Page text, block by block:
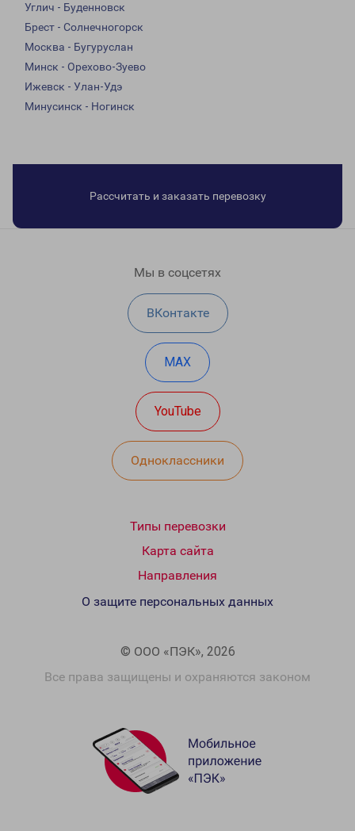
Углич - Буденновск
Брест - Солнечногорск
Москва - Бугуруслан
Минск - Орехово-Зуево
Ижевск - Улан-Удэ
Минусинск - Ногинск
Рассчитать и заказать перевозку
Мы в соцсетях
ВКонтакте
MAX
YouTube
Одноклассники
Типы перевозки
Карта сайта
Направления
© ООО «ПЭК», 2026
Все права защищены и охраняются законом
О защите персональных данных